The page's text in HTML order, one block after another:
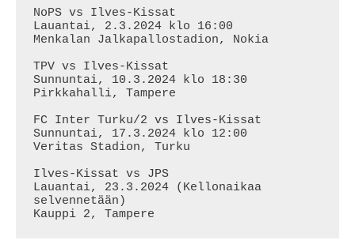
NoPS vs Ilves-Kissat
Lauantai, 2.3.2024 klo 16:00
Menkalan Jalkapallostadion, Nokia
TPV vs Ilves-Kissat
Sunnuntai, 10.3.2024 klo 18:30
Pirkkahalli, Tampere
FC Inter Turku/2 vs Ilves-Kissat
Sunnuntai, 17.3.2024 klo 12:00
Veritas Stadion, Turku
Ilves-Kissat vs JPS
Lauantai, 23.3.2024 (Kellonaikaa
selvennetään)
Kauppi 2, Tampere